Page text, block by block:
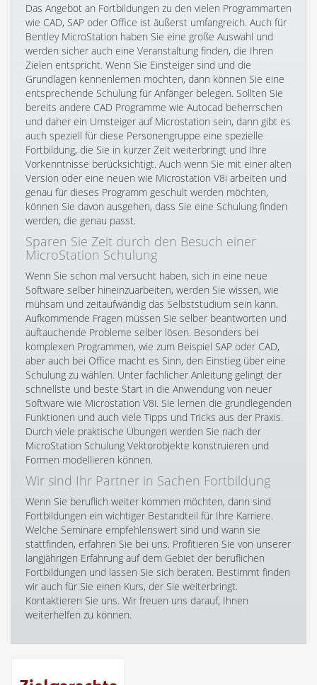
Das Angebot an Fortbildungen zu den vielen Programmarten
wie CAD, SAP oder Office ist äußerst umfangreich. Auch für
Bentley MicroStation haben Sie eine große Auswahl und
werden sicher auch eine Veranstaltung finden, die Ihren
Zielen entspricht. Wenn Sie Einsteiger sind und die
Grundlagen kennenlernen möchten, dann können Sie eine
entsprechende Schulung für Anfänger belegen. Sollten Sie
bereits andere CAD Programme wie Autocad beherrschen
und daher ein Umsteiger auf Microstation sein, dann gibt es
auch speziell für diese Personengruppe eine spezielle
Fortbildung, die Sie in kurzer Zeit weiterbringt und Ihre
Vorkenntnisse berücksichtigt. Auch wenn Sie mit einer alten
Version oder eine neuen wie Microstation V8i arbeiten und
genau für dieses Programm geschult werden möchten,
können Sie davon ausgehen, dass Sie eine Schulung finden
werden, die genau passt.
Sparen Sie Zeit durch den Besuch einer
MicroStation Schulung
Wenn Sie schon mal versucht haben, sich in eine neue
Software selber hineinzuarbeiten, werden Sie wissen, wie
mühsam und zeitaufwändig das Selbststudium sein kann.
Aufkommende Fragen müssen Sie selber beantworten und
auftauchende Probleme selber lösen. Besonders bei
komplexen Programmen, wie zum Beispiel SAP oder CAD,
aber auch bei Office macht es Sinn, den Einstieg über eine
Schulung zu wählen. Unter fachlicher Anleitung gelingt der
schnellste und beste Start in die Anwendung von neuer
Software wie Microstation V8i. Sie lernen die grundlegenden
Funktionen und auch viele Tipps und Tricks aus der Praxis.
Durch viele praktische Übungen werden Sie nach der
MicroStation Schulung Vektorobjekte konstruieren und
Formen modellieren können.
Wir sind Ihr Partner in Sachen Fortbildung
Wenn Sie beruflich weiter kommen möchten, dann sind
Fortbildungen ein wichtiger Bestandteil für Ihre Karriere.
Welche Seminare empfehlenswert sind und wann sie
stattfinden, erfahren Sie bei uns. Profitieren Sie von unserer
langjährigen Erfahrung auf dem Gebiet der beruflichen
Fortbildungen und lassen Sie sich beraten. Bestimmt finden
wir auch für Sie einen Kurs, der Sie weiterbringt.
Kontaktieren Sie uns. Wir freuen uns darauf, Ihnen
weiterhelfen zu können.